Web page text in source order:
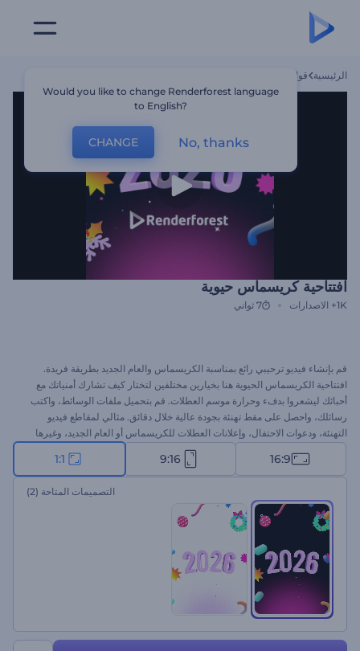
الرئيسية قوالب
افتتاحية كريسماس حيوية
1K+ الاصدارات 7 ثواني
قم بإنشاء فيديو ترحيبي رائع بمناسبة الكريسماس والعام الجديد بطريقة فريدة.
افتتاحية الكريسماس الحيوية هنا بخيارين مختلفين لتختار كيف تشارك أمنياتك مع
أحبائك ليشعروا بدفء وحرارة موسم العطلات. قم بتحميل ملفات الوسائط، واكتب
رسائلك، واحصل على مقط تهنئة بجودة عالية خلال دقائق. مثالي لمقاطع فيديو
التهنئة، ودعوات الاحتفال، وإعلانات العطلات للكريسماس أو العام الجديد، وغيرها
16:9
9:16
1:1
التصميمات المتاحة (2)
Would you like to change Renderforest language
to English?
CHANGE No, thanks